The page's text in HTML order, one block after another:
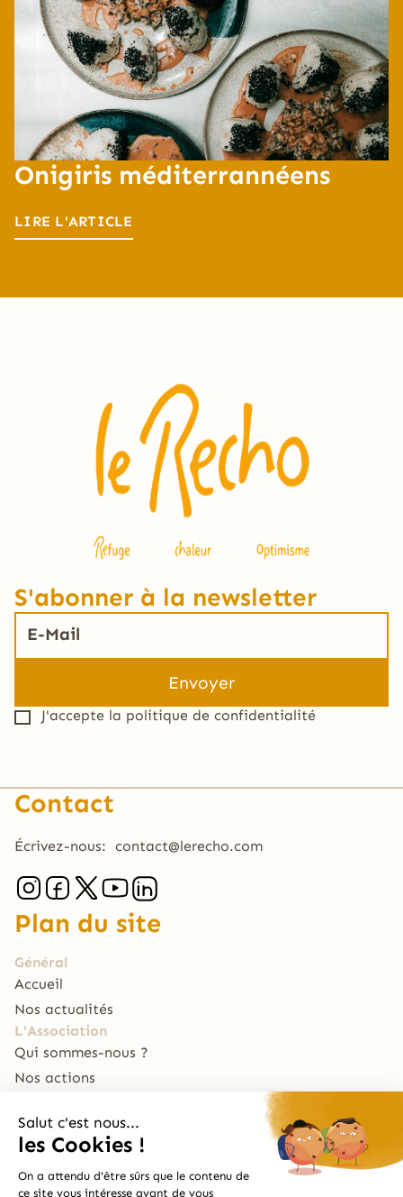
Onigiris méditerrannéens
LIRE L'ARTICLE
S'abonner à la newsletter
J'accepte la politique de confidentialité
Contact
Écrivez-nous: contact@lerecho.com
Plan du site
Général
Accueil
Nos actualités
L'Association
Qui sommes-nous ?
Nos actions
Le Traiteur
La Table du RECHO
Le Bal Café par Le RECHO